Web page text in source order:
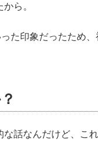
ら。
た印象だったため
話なんだけど、こ